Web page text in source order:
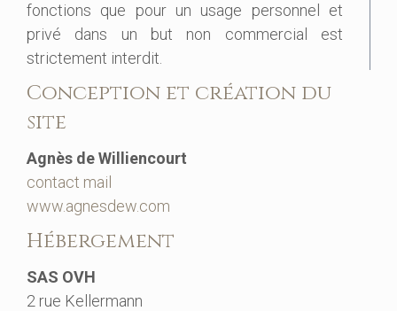
fonctions que pour un usage personnel et
privé dans un but non commercial est
strictement interdit.
Conception et création du
site
Agnès de Williencourt
contact mail
www.agnesdew.com
Hébergement
SAS OVH
2 rue Kellermann